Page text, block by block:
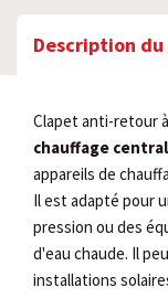
Description
Clapet anti-retour
chauffage
appareils de
Il est adapté pour
pression ou des
d'eau chaude. Il
installations